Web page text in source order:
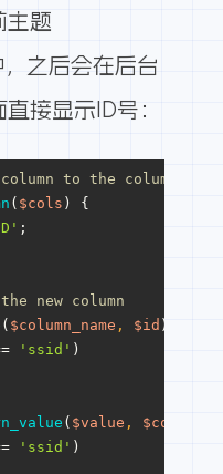
主题
之后会在后台
接显示ID号：
to the columns
( $cols ) {
;
new column
( $column_name , $id )
'ssid' )
( $value ,
'ssid' )